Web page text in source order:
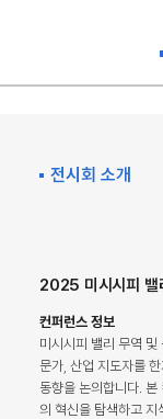
전시회 소개
2025 미시시피 밸
컨퍼런스 정보
미시시피 밸리 무역
문가, 산업 지도자를
동향을 논의합니다.
의 혁신을 탐색하고 지